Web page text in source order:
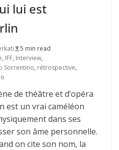
lui est
5 min read
, IFF, Interview,
Sorrentino, rétrospective,
de théâtre et d’opéra
est un vrai caméléon
dans ses
son âme personnelle.
on cite son nom, la